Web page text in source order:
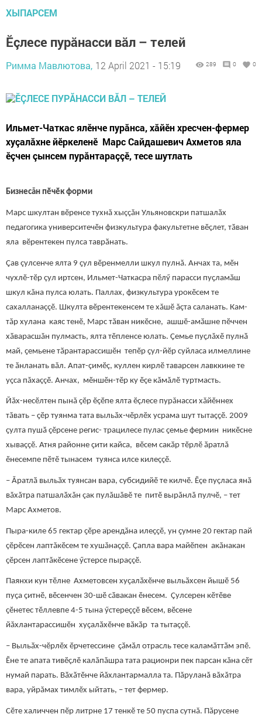
ХЫПАРСЕМ
Ӗçлесе пурăнасси вӑл – телей
Римма Мавлютова, 12 April 2021 - 15:19 289 0 0
Ильмет-Чаткас ялӗнче пурăнса, хăйӗн хресчен-фермер
хуçалăхне йӗркеленӗ Марс Сайдашевич Ахметов яла
ӗçчен çынсем пурăнтараççӗ, тесе шутлать
Бизнесăн пӗчӗк форми
Марс шкултан вӗренсе тухнă хыççăн Ульяновскри патшалӑх
педагогика университечӗн физкультура факультетне вӗçлет, тӑван
яла вӗрентекен пулса таврӑнать.
Çав çулсенче ялта 9 ҫул вӗренмелли шкул пулнă. Анчах та, мӗн
чухлӗ-тӗр çул иртсен, Ильмет-Чаткасра пӗлӳ парасси пуҫламӑш
шкул кăна пулса юлать. Паллах, физкультура урокӗсем те
сахалланаççӗ. Шкулта вӗрентекенсем те хăшӗ ăçта саланать. Кам-
тăр хулана каяс тенӗ, Марс тӑван никӗсне, ашшӗ-амӑшне пӗччен
хӑварасшăн пулмасть, ялта тӗпленсе юлать. Ҫемье пуҫлăхӗ пулнӑ
май, ҫемьене тӑрантарассишӗн тепӗр ҫул-йӗр суйласа илмеллине
те ӑнланать вăл. Апат-çимӗç, куллен кирлӗ таварсен лавккине те
уҫса пăхаççӗ. Анчах, мӗншӗн-тӗр ку ӗçе кăмăлӗ туртмасть.
Йăх-несӗлтен пынă ҫӗр ӗçӗпе ялта ӗçлесе пурăнасси хăйӗннех
тăвать – ҫӗр туянма тата выльӑх-чӗрлӗх усрама шут тытаҫҫӗ. 2009
ҫулта пушӑ ҫӗрсене регис- трацилесе пулас ҫемье фермин никӗсне
хываççӗ. Атня районне ҫити кайса, вӗсем сакӑр тӗрлӗ ӑратлă
ӗнесемпе пӗтӗ тынасем туянса илсе килеççӗ.
– Ӑратлӑ выльӑх туянсан вара, субсидийӗ те килчӗ. Ӗçе пуçласа янă
вăхăтра патшалӑхăн çак пулăшăвӗ те питӗ вырăнлă пулчӗ, – тет
Марс Ахметов.
Пыра-киле 65 гектар ҫӗре арендăна илеҫҫӗ, ун ҫумне 20 гектар пай
çӗрӗсен лаптăкӗсем те хушăнаҫҫӗ. Çапла вара майӗпен акăнакан
ҫӗрсен лаптăкӗсене ӳстерсе пыраççӗ.
Паянхи кун тӗлне Ахметовсен хуҫалӑхӗнче выльӑхсен йышӗ 56
пуҫа ҫитнӗ, вӗсенчен 30-шӗ сӑвакан ӗнесем. Çулсерен кӗтӗве
ҫӗнетес тӗллевпе 4-5 тына ӳстереҫҫӗ вӗсем, вӗсене
йăхлантарассишӗн хуҫалӑхӗнче вӑкӑр та тытаҫҫӗ.
– Выльӑх-чӗрлӗх ӗрчетессине ҫӑмӑл отрасль тесе каламӑттӑм эпӗ.
Ӗне те апата тивӗçлӗ калăпăшра тата рационри пек парсан кăна сӗт
нумай парать. Вӑхӑтӗнче йăхлантармалла та. Пăруланă вăхăтра
вара, уйрăмах тимлӗх ыйтать, – тет фермер.
Сӗте халиччен пӗр литрне 17 тенкӗ те 50 пуспа сутнă. Пăрусене